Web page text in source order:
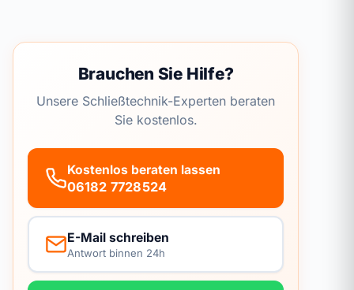
Brauchen Sie Hilfe?
Unsere Schließtechnik-Experten beraten
Sie kostenlos.
Kostenlos beraten lassen
06182 7728524
E-Mail schreiben
Antwort binnen 24h